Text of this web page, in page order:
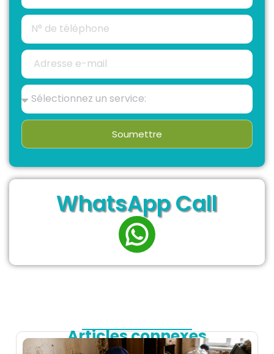
Soumettre
WhatsApp Call
Articles connexes